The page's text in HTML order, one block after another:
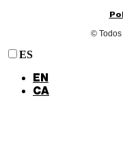
©
ES
EN
CA